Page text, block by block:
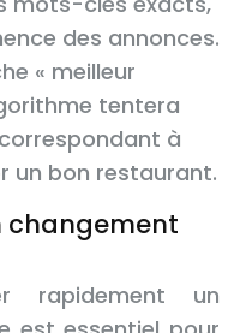
des annonces.
« meilleur
tentera
à
un bon restaurant.
changement
rapidement un